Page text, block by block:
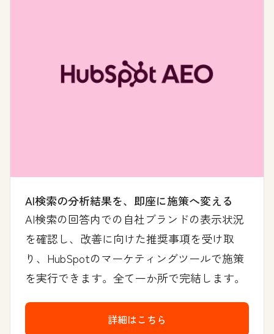
AI検索の分析結果を、即座に施策へ変える
AI検索の回答内での自社ブランドの表示状況
を確認し、改善に向けた推奨事項を受け取
り、HubSpotのマーケティングツールで施策
を実行できます。全て一か所で完結します。
詳細はこちら